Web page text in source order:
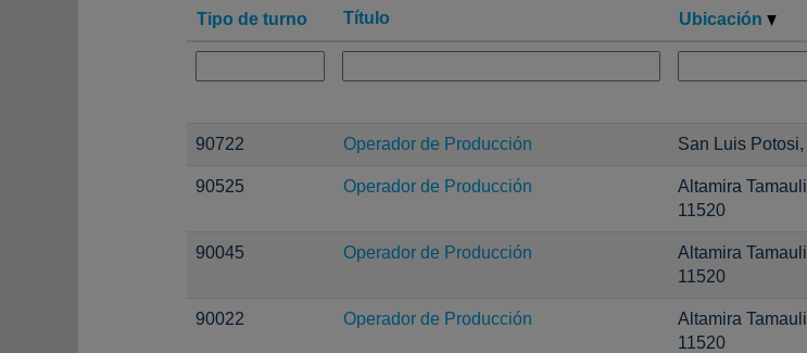
Tipo de turno Título Ubicación
90722 Operador de Producción San Luis
90525 Operador de Producción
Altamira
11520
90045 Operador de Producción
Altamira
11520
90022 Operador de Producción
Altamira
11520